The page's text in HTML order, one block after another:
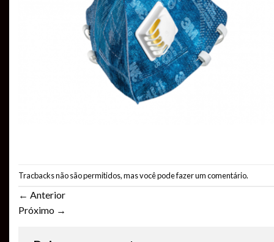
Tracbacks não são permitidos, mas você podefazer um comentário.
← Anterior
Próximo →